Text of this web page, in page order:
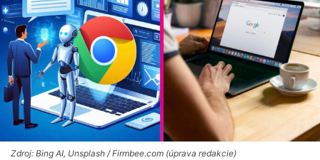
Zdroj: Bing AI, Unsplash / Firmbee.com (úprava redakcie)